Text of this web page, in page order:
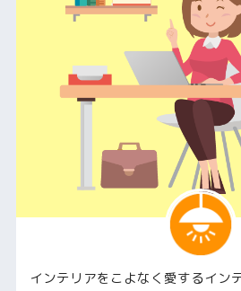
インテリアをこよなく愛するイン